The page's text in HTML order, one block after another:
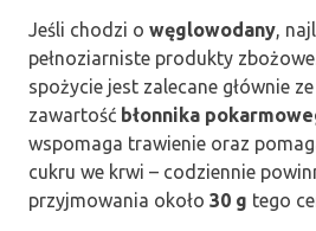
Jeśli chodzi o węglowodany,
pełnoziarniste produkty
spożycie jest zalecane głównie
zawartość błonnika
wspomaga trawienie oraz
cukru we krwi – codziennie
przyjmowania około 30 g tego